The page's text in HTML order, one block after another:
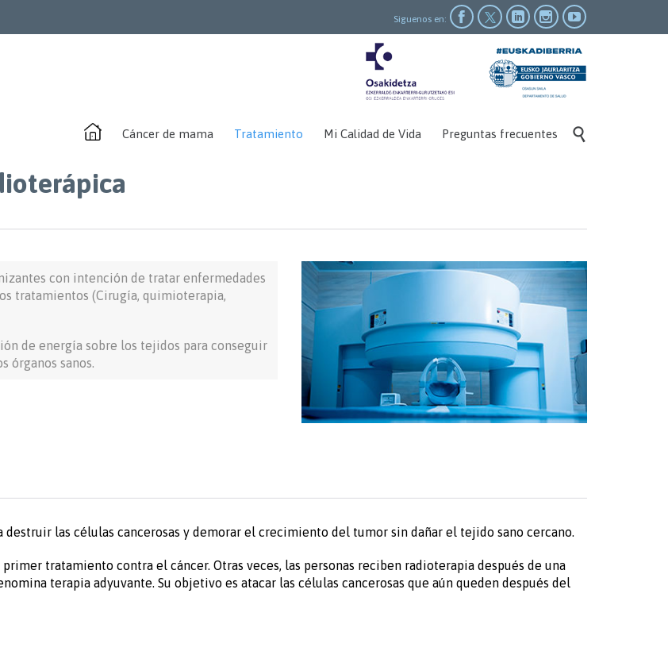
Siguenos en:    
to
Cáncer de mama Tratamiento Mi Calidad de Vida Preguntas frecuentes 
con intención de tratar enfermedades
tratamientos (Cirugía, quimioterapia,
de energía sobre los tejidos para conseguir
órganos sanos.
las células cancerosas y demorar el crecimiento del tumor sin dañar el tejido sano cercano.
tratamiento contra el cáncer. Otras veces, las personas reciben radioterapia después de una
terapia adyuvante. Su objetivo es atacar las células cancerosas que aún queden después del